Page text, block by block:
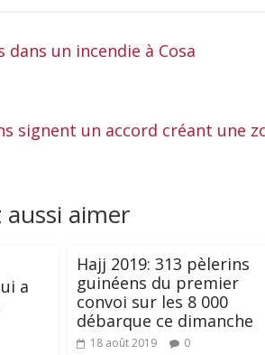
un incendie à Cosa
signent un accord créant une
aimer
a
Hajj 2019: 313 pèlerins
guinéens du premier
convoi sur les 8 000
débarque ce dimanche
18 août 2019 0